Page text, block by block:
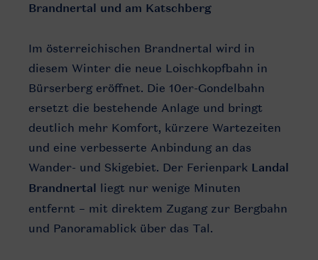
Brandnertal und am Katschberg
Im österreichischen Brandnertal wird in
diesem Winter die neue Loischkopfbahn in
Bürserberg eröffnet. Die 10er-Gondelbahn
ersetzt die bestehende Anlage und bringt
deutlich mehr Komfort, kürzere Wartezeiten
und eine verbesserte Anbindung an das
Wander- und Skigebiet. Der Ferienpark Landal
Brandnertal liegt nur wenige Minuten
entfernt – mit direktem Zugang zur Bergbahn
und Panoramablick über das Tal.